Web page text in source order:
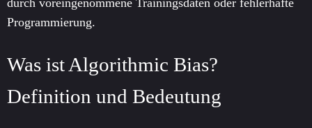
Programmierung.
Was ist Algorithmic Bias?
Definition und Bedeutung